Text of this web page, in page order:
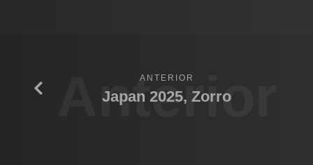
Anterior
ANTERIOR
Japan 2025, Zorro